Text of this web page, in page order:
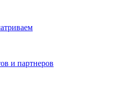
и партнеров